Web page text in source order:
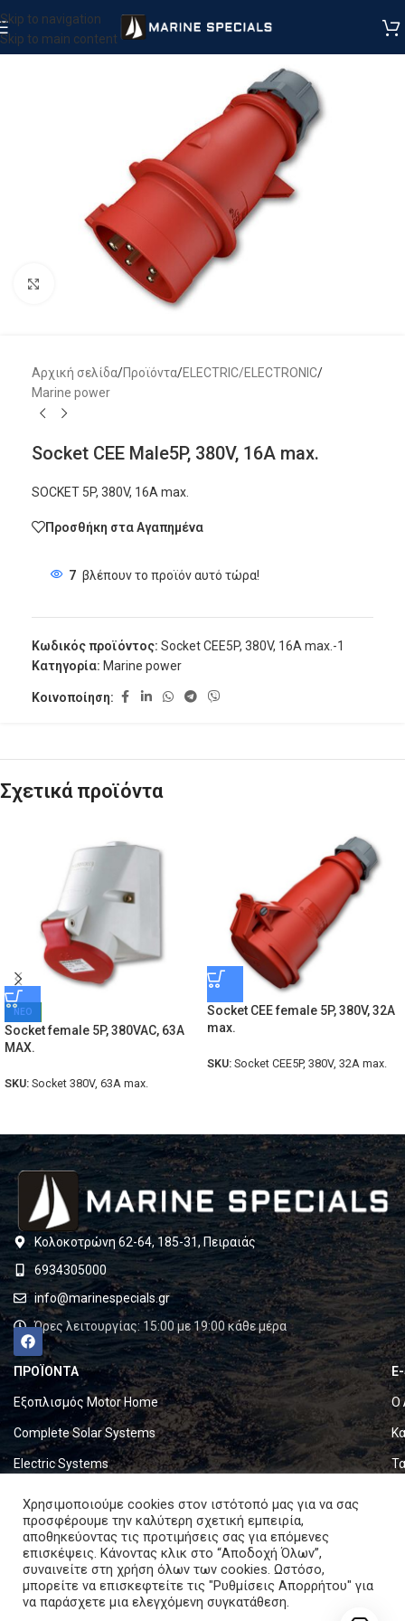
Skip to navigation
Skip to main content
Αρχική σελίδα/Προϊόντα/ELECTRIC/ELECTRONIC/
Marine power
Socket CEE Male5P, 380V, 16A max.
SOCKET 5P, 380V, 16A max.
Προσθήκη στα Αγαπημένα
7 βλέπουν το προϊόν αυτό τώρα!
Κωδικός προϊόντος: Socket CEE5P, 380V, 16A max.-1
Κατηγορία: Marine power
Κοινοποίηση:
Σχετικά προϊόντα
ΝΕΟ
Socket female 5P, 380VAC, 63A
MAX.
SKU: Socket 380V, 63A max.
Socket CEE female 5P, 380V, 32A
max.
SKU: Socket CEE5P, 380V, 32A max.
Κολοκοτρώνη 62-64, 185-31, Πειραιάς
6934305000
info@marinespecials.gr
Ώρες λειτουργίας: 15:00 με 19:00 κάθε μέρα
ΠΡΟΪΟΝΤΑ
Εξοπλισμός Motor Home
Complete Solar Systems
Electric Systems
Set & Fold Solar Panels
Marine Equipment
Ο
Copyright © 2024. All rights reserved.
Χρησιμοποιούμε cookies στον ιστότοπό μας για να σας
προσφέρουμε την καλύτερη σχετική εμπειρία,
αποθηκεύοντας τις προτιμήσεις σας για επόμενες
επισκέψεις. Κάνοντας κλικ στο “Αποδοχή Όλων”,
συναινείτε στη χρήση όλων των cookies. Ωστόσο,
μπορείτε να επισκεφτείτε τις "Ρυθμίσεις Απορρήτου" για
να παράσχετε μια ελεγχόμενη συγκατάθεση.